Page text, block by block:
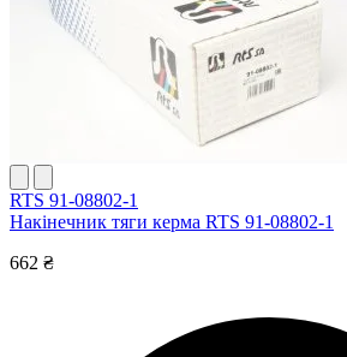
RTS 91-08802-1
Накінечник тяги керма RTS 91-08802-1
662 ₴